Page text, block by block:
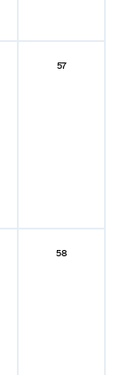
57
58